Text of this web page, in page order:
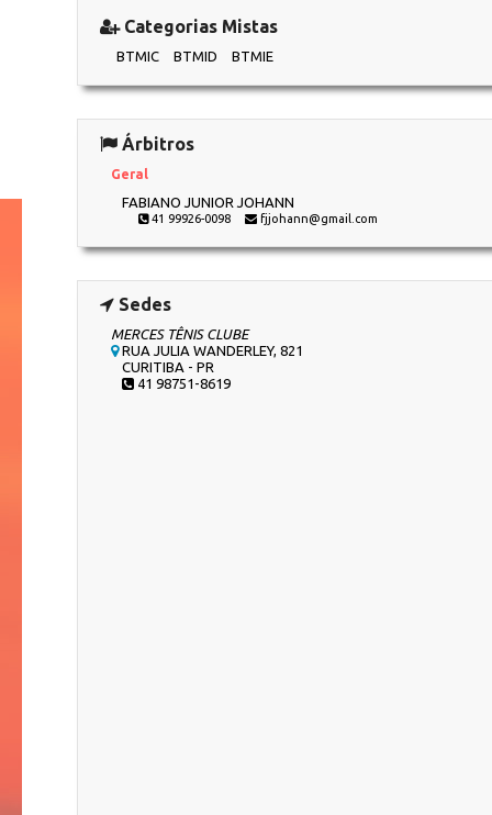
Categorias Mistas
BTMIC BTMID BTMIE
Árbitros
Geral
FABIANO JUNIOR JOHANN
41 99926-0098 fjjohann@gmail.com
Sedes
MERCES TÊNIS CLUBE
RUA JULIA WANDERLEY, 821
CURITIBA - PR
41 98751-8619